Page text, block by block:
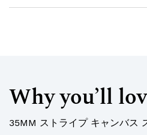
Why you’ll
35MM ストライプ キャンバス